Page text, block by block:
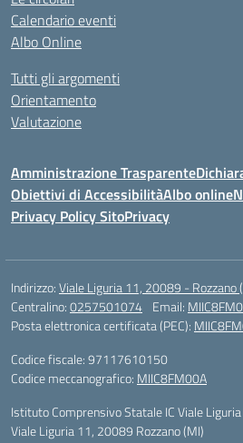
Calendario eventi
Albo Online
Tutti gli argomenti
Orientamento
Valutazione
Amministrazione Trasparente
Obiettivi di AccessibilitàAlbo online
Privacy Policy SitoPrivacy
Indirizzo:Viale Liguria 11, 20089 - Rozzano
Centralino:0257501074 Email:
Posta elettronica certificata (PEC):
Codice fiscale: 97117610150
Codice meccanografico: MIIC8FM00A
Istituto Comprensivo Statale IC Viale
Viale Liguria 11, 20089 Rozzano (MI)